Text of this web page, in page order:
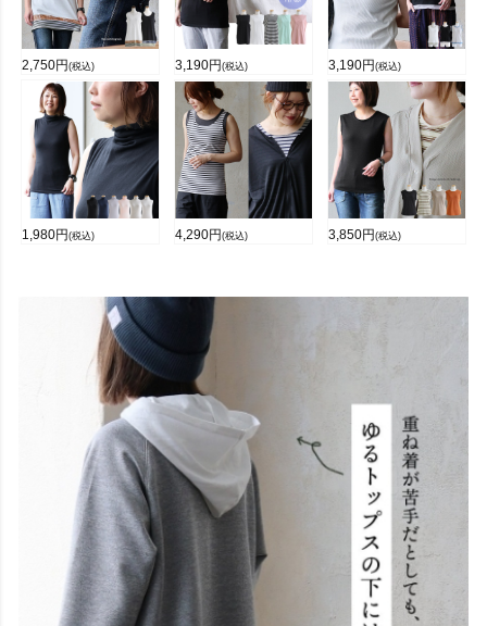
2,750円 (税込) 3,190円 (税込) 3,190円 (税込)
1,980円 (税込) 4,290円 (税込) 3,850円 (税込)